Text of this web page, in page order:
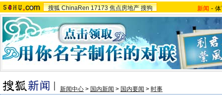
搜狐 ChinaRen 17173 焦点房地产 搜狗 新闻 -
新闻中心 > 国内新闻 > 国内要闻 > 时事